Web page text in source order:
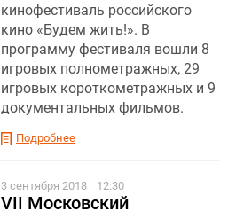
кинофестиваль российского
кино «Будем жить!». В
программу фестиваля вошли 8
игровых полнометражных, 29
игровых короткометражных и 9
документальных фильмов.
Подробнее
3 сентября 2018 12:30
VII Московский